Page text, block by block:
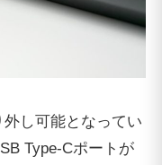
し可能となってい
Type-Cポートが